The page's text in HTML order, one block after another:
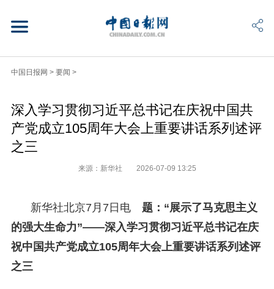
中国日报网 > 要闻 >
深入学习贯彻习近平总书记在庆祝中国共
产党成立105周年大会上重要讲话系列述评
之三
来源：新华社 2026-07-09 13:25
新华社北京7月7日电 题：“展示了马克思主义
的强大生命力”——深入学习贯彻习近平总书记在庆
祝中国共产党成立105周年大会上重要讲话系列述评
之三